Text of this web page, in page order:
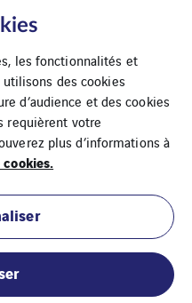
les fonctionnalités et
des cookies
d’audience et des cookies
requièrent votre
plus d’informations à